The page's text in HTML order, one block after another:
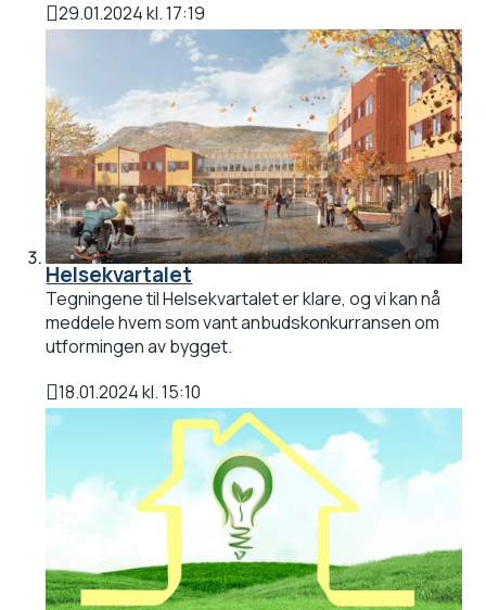
Publisert
29.01.2024 kl. 17:19
Helsekvartalet
Tegningene til Helsekvartalet er klare, og vi kan nå
meddele hvem som vant anbudskonkurransen om
utformingen av bygget.
Publisert
18.01.2024 kl. 15:10